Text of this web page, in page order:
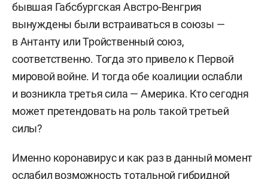
бывшая Габсбургская Австро-Венгрия
вынуждены были встраиваться в союзы —
в Антанту или Тройственный союз,
соответственно. Тогда это привело к Первой
мировой войне. И тогда обе коалиции ослабли
и возникла третья сила — Америка. Кто сегодня
может претендовать на роль такой третьей
силы?
Именно коронавирус и как раз в данный момент
ослабил возможность тотальной гибридной